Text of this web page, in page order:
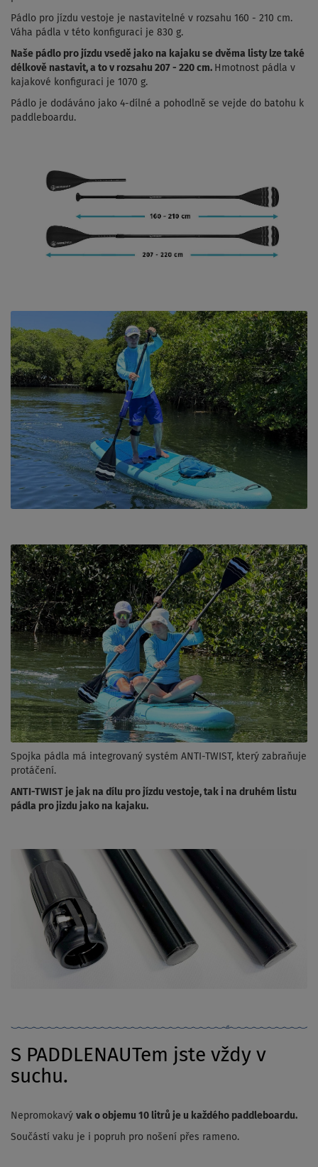
Pádlo pro jízdu vestoje je nastavitelné v rozsahu 160 - 210 cm.
Váha pádla v této konfiguraci je 830 g.
Naše pádlo pro jízdu vsedě jako na kajaku se dvěma listy lze také
délkově nastavit, a to v rozsahu 207 - 220 cm. Hmotnost pádla v
kajakové konfiguraci je 1070 g.
Pádlo je dodáváno jako 4-dílné a pohodlně se vejde do batohu k
paddleboardu.
Spojka pádla má integrovaný systém ANTI-TWIST, který zabraňuje
protáčení.
ANTI-TWIST je jak na dílu pro jízdu vestoje, tak i na druhém listu
pádla pro jizdu jako na kajaku.
S PADDLENAUTem jste vždy v
suchu.
Nepromokavý vak o objemu 10 litrů je u každého paddleboardu.
Součástí vaku je i popruh pro nošení přes rameno.